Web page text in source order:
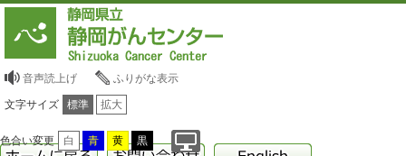
音声読上げ ふりがな表示
文字サイズ 標準 拡大
色合い変更 白 青 黄 黒